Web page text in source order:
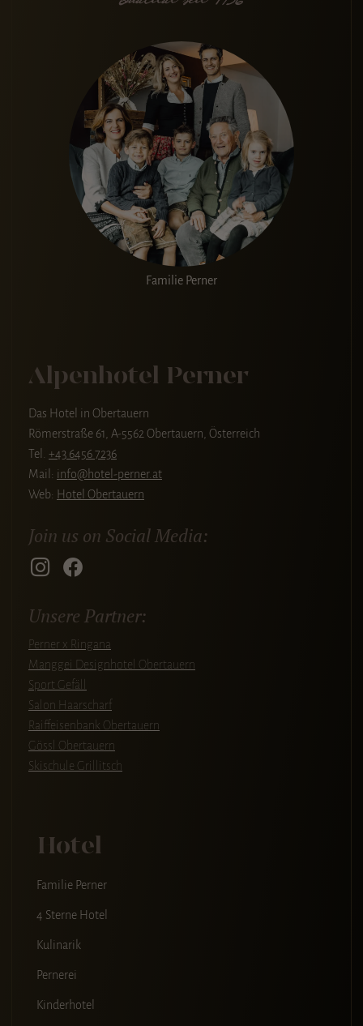
Familie Perner
Alpenhotel Perner
Das Hotel in Obertauern
Römerstraße 61, A-5562 Obertauern, Österreich
Tel. +43 6456 7236
Mail: info@hotel-perner.at
Web: Hotel Obertauern
Join us on Social Media:
Unsere Partner:
Perner x Ringana
Manggei Designhotel Obertauern
Sport Gefäll
Salon Haarscharf
Raiffeisenbank Obertauern
Gössl Obertauern
Skischule Grillitsch
Hotel
Familie Perner
4 Sterne Hotel
Kulinarik
Pernerei
Kinderhotel